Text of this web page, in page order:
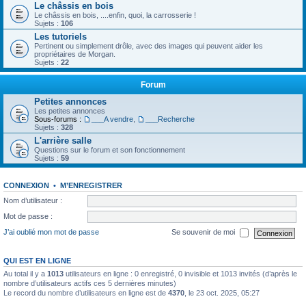
Le châssis en bois
Le châssis en bois, ....enfin, quoi, la carrosserie !
Sujets : 106
Les tutoriels
Pertinent ou simplement drôle, avec des images qui peuvent aider les
propriétaires de Morgan.
Sujets : 22
Forum
Petites annonces
Les petites annonces
Sous-forums :
___A vendre
___Recherche
Sujets : 328
L'arrière salle
Questions sur le forum et son fonctionnement
Sujets : 59
CONNEXION • M’ENREGISTRER
Nom d’utilisateur :
Mot de passe :
J’ai oublié mon mot de passe
Se souvenir de moi
QUI EST EN LIGNE
Au total il y a 1013 utilisateurs en ligne : 0 enregistré, 0 invisible et 1013 invités (d’après le
nombre d’utilisateurs actifs ces 5 dernières minutes)
Le record du nombre d’utilisateurs en ligne est de 4370 , le 23 oct. 2025, 05:27